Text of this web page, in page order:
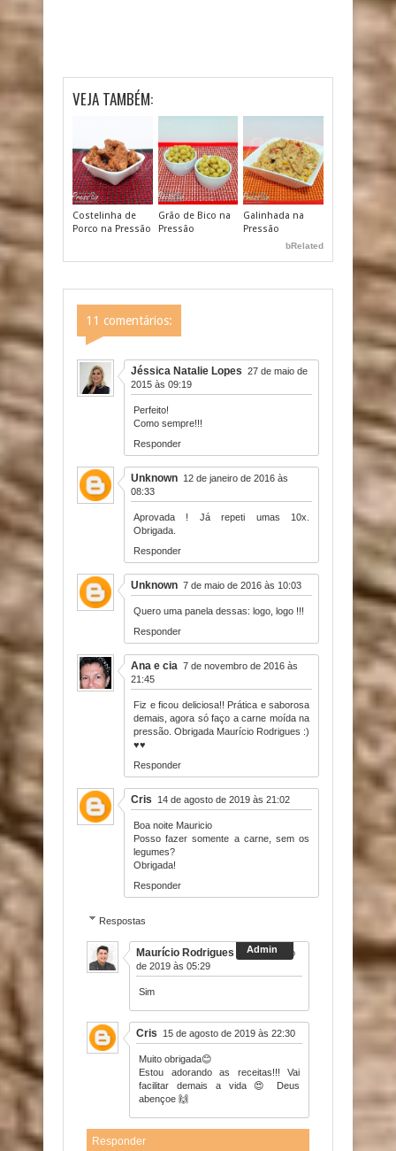
VEJA TAMBÉM:
Costelinha de
Porco na Pressão
Grão de Bico na
Pressão
Galinhada na
Pressão
bRelated
11 comentários:
Jéssica Natalie Lopes 27 de maio de
2015 às 09:19
Perfeito!
Como sempre!!!
Responder
Unknown 12 de janeiro de 2016 às
08:33
Aprovada ! Já repeti umas 10x.
Obrigada.
Responder
Unknown 7 de maio de 2016 às 10:03
Quero uma panela dessas: logo, logo !!!
Responder
Ana e cia 7 de novembro de 2016 às
21:45
Fiz e ficou deliciosa!! Prática e saborosa
demais, agora só faço a carne moída na
pressão. Obrigada Maurício Rodrigues :)
♥♥
Responder
Cris 14 de agosto de 2019 às 21:02
Boa noite Mauricio
Posso fazer somente a carne, sem os
legumes?
Obrigada!
Responder
Respostas
Maurício Rodrigues
15 de agosto
de 2019 às 05:29
Sim
Cris 15 de agosto de 2019 às 22:30
Muito obrigada😊
Estou adorando as receitas!!! Vai
facilitar demais a vida 😍 Deus
abençoe 🙌
Responder